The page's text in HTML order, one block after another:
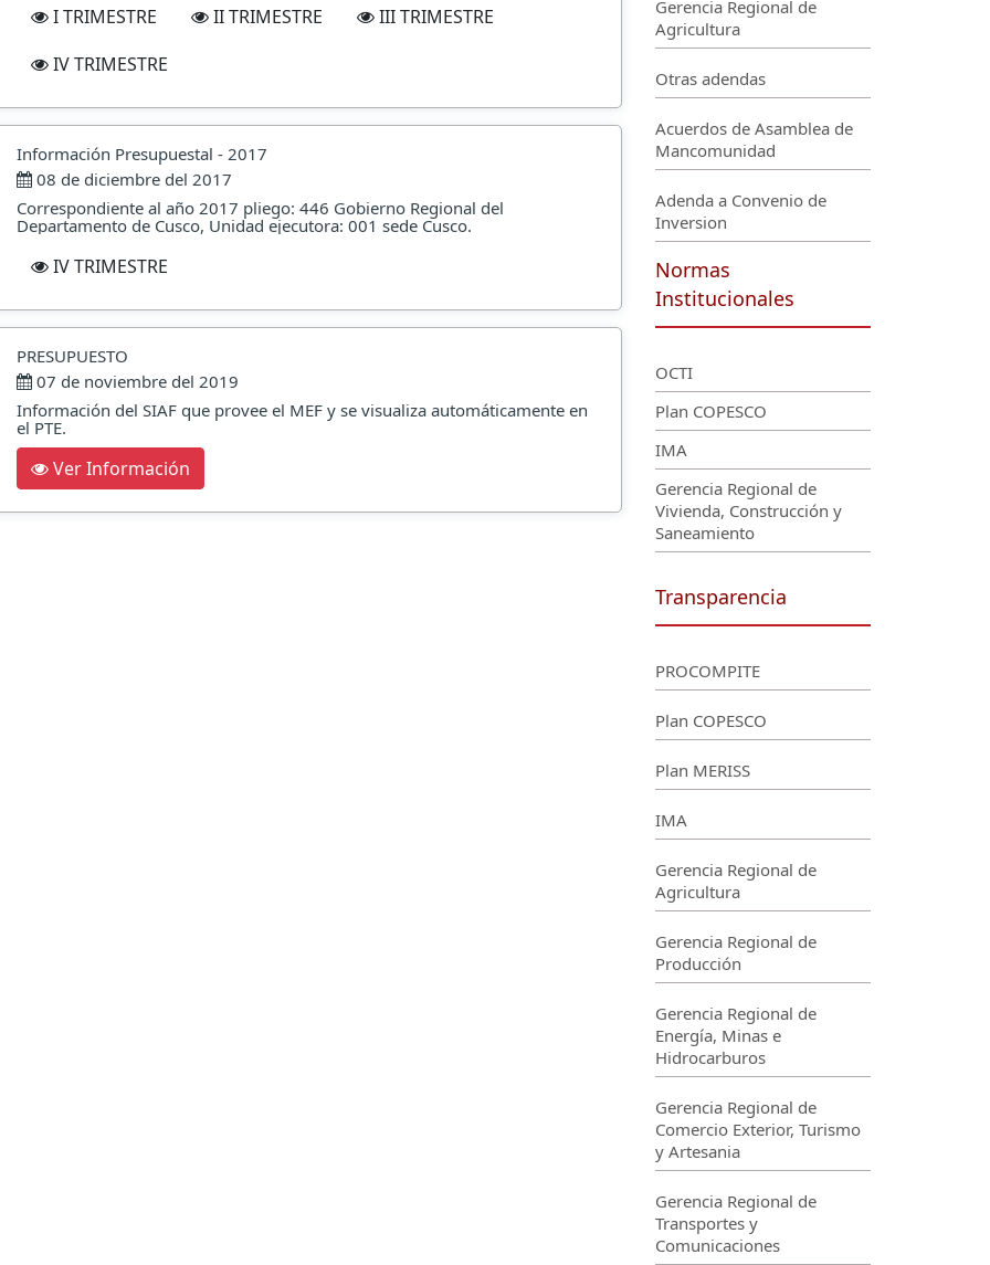
I TRIMESTRE II TRIMESTRE
III TRIMESTRE
IV TRIMESTRE
Información Presupuestal - 2017
08 de diciembre del 2017
Correspondiente al año 2017 pliego: 446 Gobierno Regional del
Departamento de Cusco, Unidad ejecutora: 001 sede Cusco.
IV TRIMESTRE
PRESUPUESTO
07 de noviembre del 2019
Información del SIAF que provee el MEF y se visualiza automáticamente en
el PTE.
Ver Información
Gerencia Regional de
Agricultura
Otras adendas
Acuerdos de Asamblea de
Mancomunidad
Adenda a Convenio de
Inversion
Normas
Institucionales
OCTI
Plan COPESCO
IMA
Gerencia Regional de
Vivienda, Construcción y
Saneamiento
Transparencia
PROCOMPITE
Plan COPESCO
Plan MERISS
IMA
Gerencia Regional de
Agricultura
Gerencia Regional de
Producción
Gerencia Regional de
Energía, Minas e
Hidrocarburos
Gerencia Regional de
Comercio Exterior, Turismo
y Artesania
Gerencia Regional de
Transportes y
Comunicaciones